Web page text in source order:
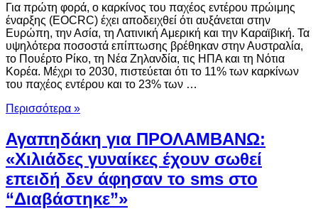
Για πρώτη φορά, ο καρκίνος του παχέος εντέρου πρώιμης
έναρξης (EOCRC) έχει αποδειχθεί ότι αυξάνεται στην
Ευρώπη, την Ασία, τη Λατινική Αμερική και την Καραϊβική. Τα
υψηλότερα ποσοστά επίπτωσης βρέθηκαν στην Αυστραλία,
το Πουέρτο Ρίκο, τη Νέα Ζηλανδία, τις ΗΠΑ και τη Νότια
Κορέα. Μέχρι το 2030, πιστεύεται ότι το 11% των καρκίνων
του παχέος εντέρου και το 23% των …
Περισσότερα »
Αγαπηδάκη για ΠΡΟΛΑΜΒΑΝΩ:
«Χιλιάδες γυναίκες έχουν σωθεί
επειδή δεν άφησαν το sms στο
“Διαβάστηκε”»